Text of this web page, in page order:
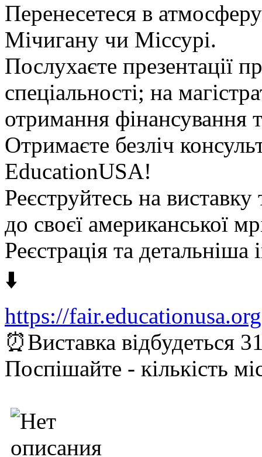
Перенесетеся в
Мічигану чи Міссурі.
Послухаєте презентації
спеціальності; на
отримання фінансування
Отримаєте безліч
EducationUSA!
Реєструйтесь на
до своєї американської
Реєстрація та
⬇️
https://
⏰Виставка відбудеться
Поспішайте - кількість